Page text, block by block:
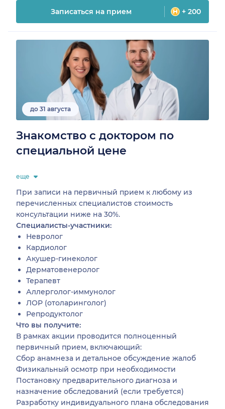
Записаться на прием + 200
до 31 августа
Знакомство с доктором по
специальной цене
еще
При записи на первичный прием к любому из
перечисленных специалистов стоимость
консультации ниже на 30%.
Специалисты-участники:
Невролог
Кардиолог
Акушер-гинеколог
Дерматовенеролог
Терапевт
Аллерголог-иммунолог
ЛОР (отоларинголог)
Репродуктолог
Что вы получите:
В рамках акции проводится полноценный
первичный прием, включающий:
Сбор анамнеза и детальное обсуждение жалоб
Физикальный осмотр при необходимости
Постановку предварительного диагноза и
назначение обследований (если требуется)
Разработку индивидуального плана обследования